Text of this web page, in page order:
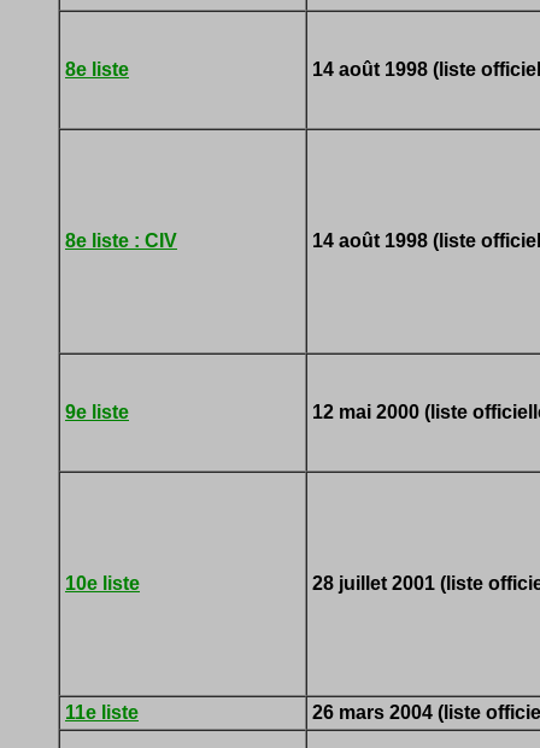
8e liste 14 août 1998 (liste
8e liste : CIV 14 août 1998 (liste
9e liste 12 mai 2000 (liste
10e liste 28 juillet 2001 (liste
11e liste 26 mars 2004 (liste